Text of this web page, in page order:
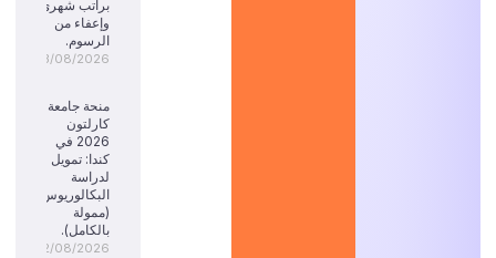
براتب شهري
وإعفاء من
الرسوم.
03/08/2026
منحة جامعة
كارلتون
2026 في
كندا: تمويل
لدراسة
البكالوريوس
(ممولة
بالكامل).
02/08/2026